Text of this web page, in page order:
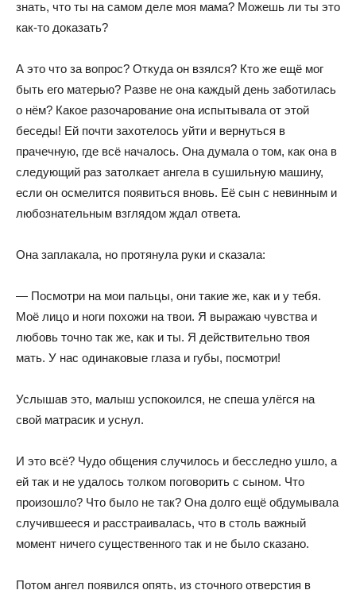
знать, что ты на самом деле моя мама? Можешь ли ты это
как-то доказать?
А это что за вопрос? Откуда он взялся? Кто же ещё мог
быть его матерью? Разве не она каждый день заботилась
о нём? Какое разочарование она испытывала от этой
беседы! Ей почти захотелось уйти и вернуться в
прачечную, где всё началось. Она думала о том, как она в
следующий раз затолкает ангела в сушильную машину,
если он осмелится появиться вновь. Её сын с невинным и
любознательным взглядом ждал ответа.
Она заплакала, но протянула руки и сказала:
— Посмотри на мои пальцы, они такие же, как и у тебя.
Моё лицо и ноги похожи на твои. Я выражаю чувства и
любовь точно так же, как и ты. Я действительно твоя
мать. У нас одинаковые глаза и губы, посмотри!
Услышав это, малыш успокоился, не спеша улёгся на
свой матрасик и уснул.
И это всё? Чудо общения случилось и бесследно ушло, а
ей так и не удалось толком поговорить с сыном. Что
произошло? Что было не так? Она долго ещё обдумывала
случившееся и расстраивалась, что в столь важный
момент ничего существенного так и не было сказано.
Потом ангел появился опять, из сточного отверстия в